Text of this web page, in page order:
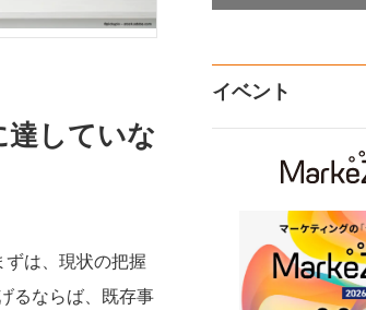
していな
は、現状の把握
るならば、既存事
イベント